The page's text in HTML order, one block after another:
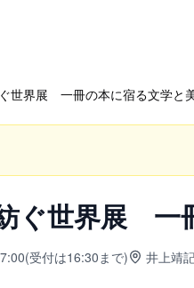
世界展 一冊の本に宿る文学と
ぐ世界展 一
受付は16:30まで) 井上靖